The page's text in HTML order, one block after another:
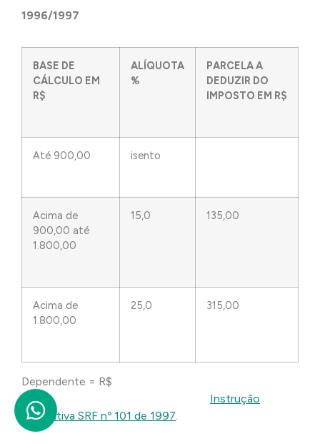
1996/1997
BASE DE
CÁLCULO EM
R$
ALÍQUOTA
%
PARCELA A
DEDUZIR DO
IMPOSTO EM R$
Até 900,00 isento
Acima de
900,00 até
1.800,00
15,0 135,00
Acima de
1.800,00
25,0 315,00
Dependente = R$
90,00 Instrução
Normativa SRF nº 101 de 1997.